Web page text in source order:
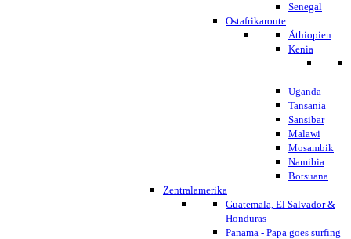
Senegal
Ostafrikaroute
Äthiopien
Kenia
Uganda
Tansania
Sansibar
Malawi
Mosambik
Namibia
Botsuana
Zentralamerika
Guatemala, El Salvador &
Honduras
Panama - Papa goes surfing